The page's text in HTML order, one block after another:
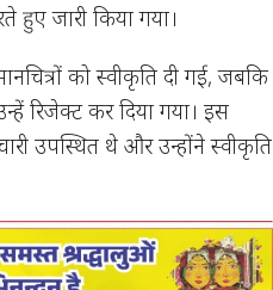
हुए जारी किया गया।
को स्वीकृति दी गई, जबकि
रिजेक्ट कर दिया गया। इस
उपस्थित थे और उन्होंने स्वीकृति